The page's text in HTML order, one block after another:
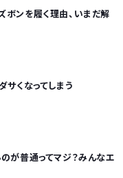
ンを履く理由、いまだ解
サくなってしまう
が普通ってマジ？みんなエ